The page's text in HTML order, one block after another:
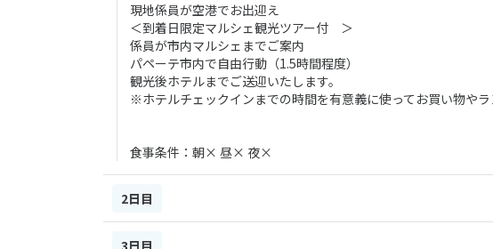
現地係員が空港でお出迎え
＜到着日限定マルシェ観光ツアー付 ＞
係員が市内マルシェまでご案内
パペーテ市内で自由行動（1.5時間程度）
観光後ホテルまでご送迎いたします。
※ホテルチェックインまでの時間を有意義に使ってお買い物やラ
食事条件：朝× 昼× 夜×
2日目